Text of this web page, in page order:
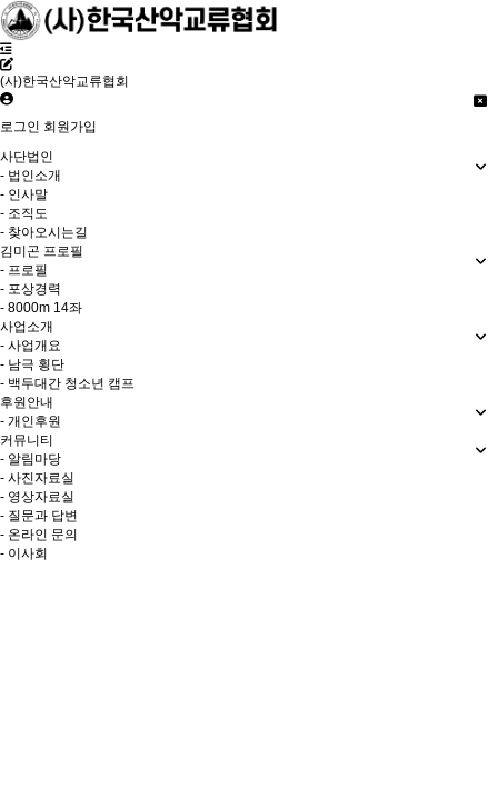
(사)한국산악교류협회
로그인 회원가입
사단법인
- 법인소개
- 인사말
- 조직도
- 찾아오시는길
김미곤 프로필
- 프로필
- 포상경력
- 8000m 14좌
사업소개
- 사업개요
- 남극 횡단
- 백두대간 청소년 캠프
후원안내
- 개인후원
커뮤니티
- 알림마당
- 사진자료실
- 영상자료실
- 질문과 답변
- 온라인 문의
- 이사회